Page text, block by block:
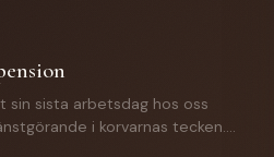
är denna ett
sin sista arbetsdag hos oss
i korvarnas tecken.